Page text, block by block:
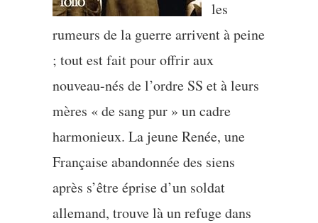
les
rumeurs de la guerre arrivent à peine
; tout est fait pour offrir aux
nouveau-nés de l’ordre SS et à leurs
mères « de sang pur » un cadre
harmonieux. La jeune Renée, une
Française abandonnée des siens
après s’être éprise d’un soldat
allemand, trouve là un refuge dans